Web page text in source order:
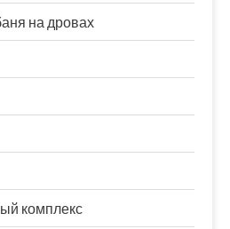
на дровах
комплекс